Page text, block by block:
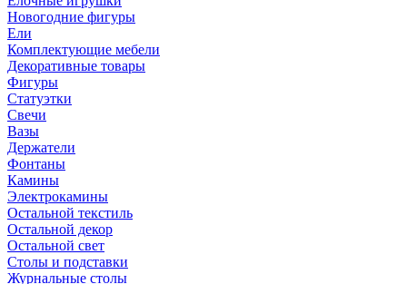
Новогодние фигуры
Ели
Комплектующие мебели
Декоративные товары
Фигуры
Статуэтки
Свечи
Вазы
Держатели
Фонтаны
Камины
Электрокамины
Остальной текстиль
Остальной декор
Остальной свет
Столы и подставки
Журнальные столы